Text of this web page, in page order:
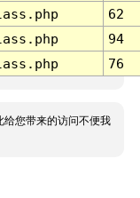
62
94
76
给您带来的访问不便我